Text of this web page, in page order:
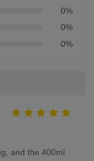
0%
0%
0%
and the 400ml